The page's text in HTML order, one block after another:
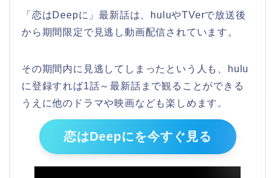
「恋はDeepに」最新話は、huluやTVerで放送後
から期間限定で見逃し動画配信されています。
その期間内に見逃してしまったという人も、hulu
に登録すれば1話～最新話まで観ることができる
うえに他のドラマや映画なども楽しめます。
恋はDeepにを今すぐ見る